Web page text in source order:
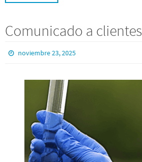
Comunicado a clientes
noviembre 23, 2025